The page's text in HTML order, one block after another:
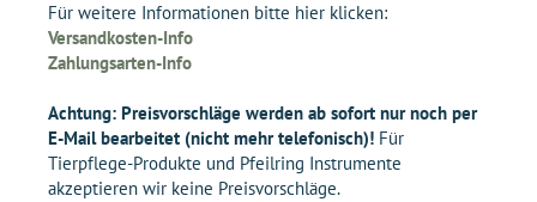
Für weitere Informationen bitte hier klicken:
Versandkosten-Info
Zahlungsarten-Info
Achtung: Preisvorschläge werden ab sofort nur noch per
E-Mail bearbeitet (nicht mehr telefonisch)! Für
Tierpflege-Produkte und Pfeilring Instrumente
akzeptieren wir keine Preisvorschläge.